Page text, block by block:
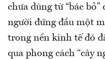
chưa dùng từ “bác
người đứng đầu một
trong nền kinh tế đó
qua phong cách “cây